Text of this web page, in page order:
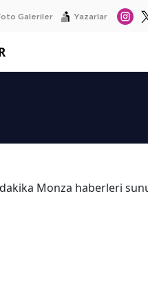
Galeriler Yazarlar
Monza haberleri